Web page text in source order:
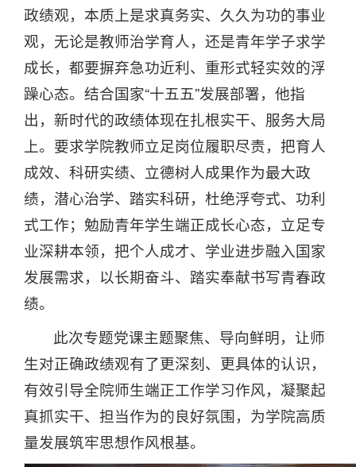
政绩观，本质上是求真务实、久久为功的事业
观，无论是教师治学育人，还是青年学子求学
成长，都要摒弃急功近利、重形式轻实效的浮
躁心态。结合国家“十五五”发展部署，他指
出，新时代的政绩体现在扎根实干、服务大局
上。要求学院教师立足岗位履职尽责，把育人
成效、科研实绩、立德树人成果作为最大政
绩，潜心治学、踏实科研，杜绝浮夸式、功利
式工作；勉励青年学生端正成长心态，立足专
业深耕本领，把个人成才、学业进步融入国家
发展需求，以长期奋斗、踏实奉献书写青春政
绩。
此次专题党课主题聚焦、导向鲜明，让师
生对正确政绩观有了更深刻、更具体的认识，
有效引导全院师生端正工作学习作风，凝聚起
真抓实干、担当作为的良好氛围，为学院高质
量发展筑牢思想作风根基。